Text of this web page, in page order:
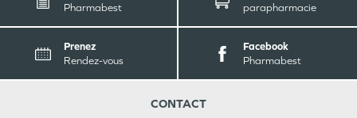
Pharmabest
parapharmacie
Prenez
Rendez-vous
Facebook
Pharmabest
CONTACT